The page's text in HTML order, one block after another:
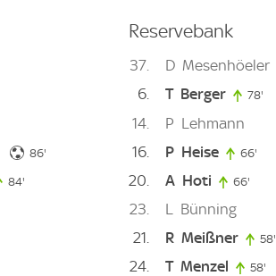
75. minute
86'
84'
Reservebank
37 D Mesenhöeler
6
T Berger 78'
14 P Lehmann
16
P Heise 66'
20 A Hoti 66'
23 L
Bünning
21
R Meißner 58'
24 T Menzel 58'